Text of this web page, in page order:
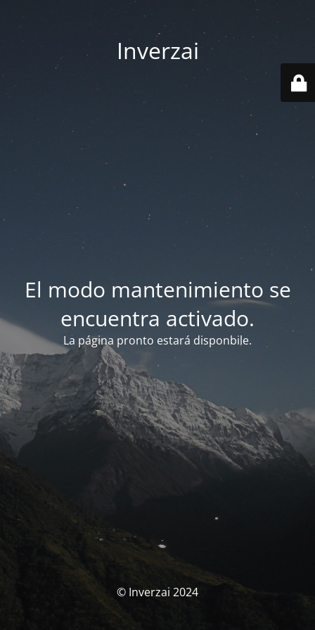
Inverzai
El modo mantenimiento se
encuentra activado.
La página pronto estará disponbile.
© Inverzai 2024